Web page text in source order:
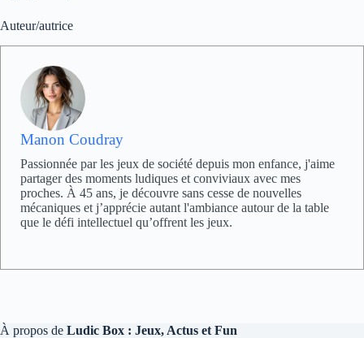
Auteur/autrice
Manon Coudray
Passionnée par les jeux de société depuis mon enfance, j'aime
partager des moments ludiques et conviviaux avec mes
proches. À 45 ans, je découvre sans cesse de nouvelles
mécaniques et j’apprécie autant l'ambiance autour de la table
que le défi intellectuel qu’offrent les jeux.
À propos de Ludic Box : Jeux, Actus et Fun